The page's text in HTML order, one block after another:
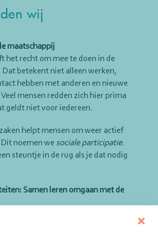
wij
maatschappij
het recht om mee te doen in de
Dat betekent niet alleen werken,
hebben met anderen en nieuwe
mensen redden zich hier prima
geldt niet voor iedereen.
helpt mensen om weer actief
noemen we sociale participatie.
steuntje in de rug als je dat nodig
Samen leren omgaan met de